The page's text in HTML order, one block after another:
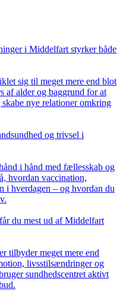
i Middelfart styrker både
sig til meget mere end blot
af alder og baggrund for at
nye relationer omkring
og trivsel i
i hånd med fællesskab og
hvordan vaccination,
i hverdagen – og hvordan du
du mest ud af Middelfart
tilbyder meget mere end
livsstilsændringer og
sundhedscentret aktivt